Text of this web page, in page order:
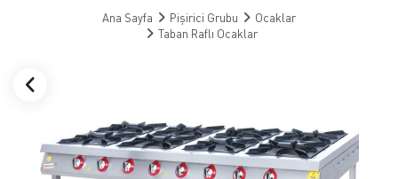
Ana Sayfa Pişirici Grubu
Ocaklar
Taban Raflı Ocaklar